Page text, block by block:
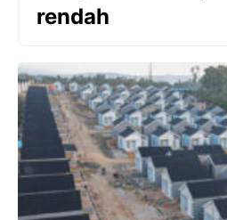
rendah